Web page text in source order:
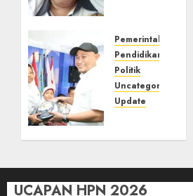
yang
Kehilangan
Marwah?
20/04/2026
Pemerintahan
Pendidikan
Politik
Uncategorized
Update
Seragam
Sekolah
UCAPAN HPN 2026